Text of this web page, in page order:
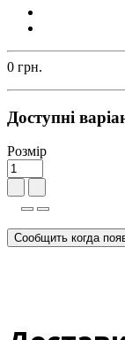
0 грн.
Доступні
Розмір
Сообщить когда